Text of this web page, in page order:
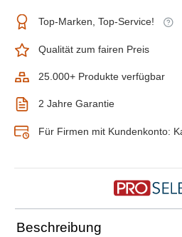
Top-Marken, Top-Service!
Qualität zum fairen Preis
25.000+ Produkte verfügbar
2 Jahre Garantie
Für Firmen mit Kundenkonto:
Beschreibung